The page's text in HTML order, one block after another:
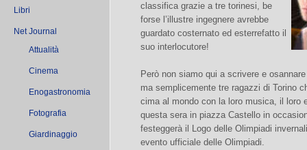
Libri
Net Journal
Attualità
Cinema
Enogastronomia
Fotografia
Giardinaggio
classifica grazie a tre torinesi, be
forse l’illustre ingegnere avrebbe
guardato costernato ed esterrefatto il
suo interlocutore!
Però non siamo qui a scrivere e
ma semplicemente tre ragazzi di Torino
cima al mondo con la loro musica, il loro
questa sera in piazza Castello in
festeggerà il Logo delle Olimpiadi
evento ufficiale delle Olimpiadi.